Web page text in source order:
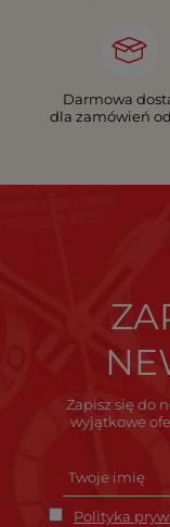
Darmowa
dla zamówień od
Zapisz się do
wyjątkowe
Polityka